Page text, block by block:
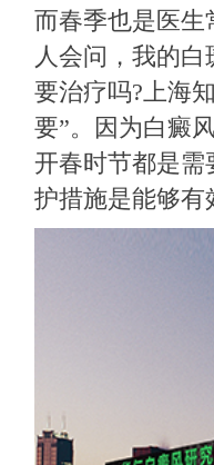
而春季也是医生
人会问，我的
要治疗吗?上海
要”。因为白癜
开春时节都是需
护措施是能够有